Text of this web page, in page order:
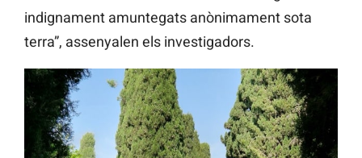
indignament amuntegats anònimament sota
terra”, assenyalen els investigadors.